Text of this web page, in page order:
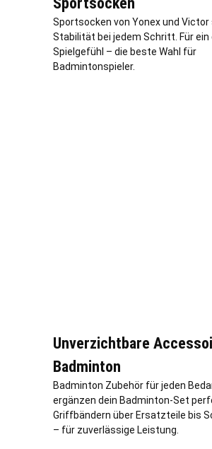
Sportsocken von Yonex und
Stabilität bei jedem Schritt. Für
Spielgefühl – die beste Wahl für
Badmintonspieler.
Unverzichtbare
Badminton
Badminton Zubehör für jeden
ergänzen dein Badminton-Set
Griffbändern über Ersatzteile bis
– für zuverlässige Leistung.